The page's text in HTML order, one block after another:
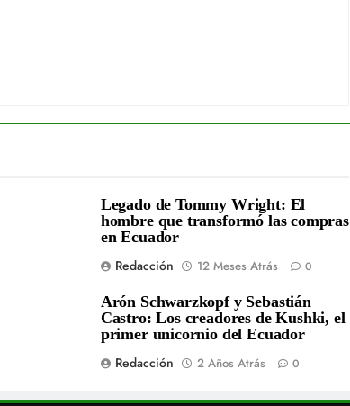
Legado de Tommy Wright: El
hombre que transformó las compras
en Ecuador
Redacción
12 Meses Atrás 0
Arón Schwarzkopf y Sebastián
Castro: Los creadores de Kushki, el
primer unicornio del Ecuador
Redacción
2 Años Atrás 0